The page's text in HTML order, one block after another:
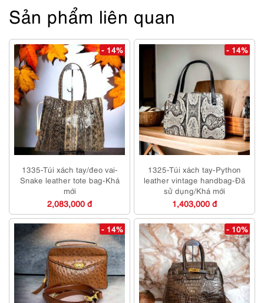
Sản phẩm liên quan
- 14%
1335-Túi xách tay/đeo vai-
Snake leather tote bag-Khá
mới
2,083,000 đ
- 14%
1325-Túi xách tay-Python
leather vintage handbag-Đã
sử dụng/Khá mới
1,403,000 đ
- 14% - 10%